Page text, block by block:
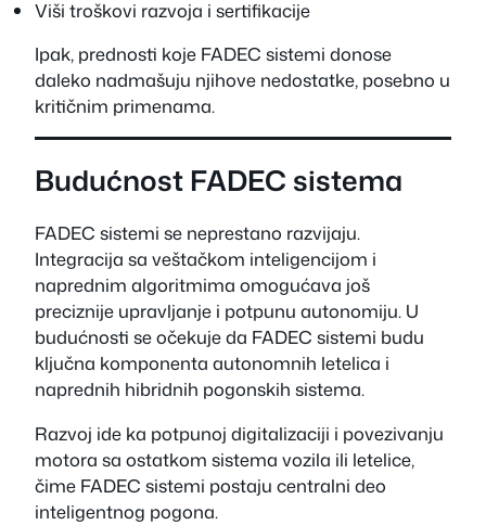
Viši troškovi razvoja i sertifikacije
Ipak, prednosti koje FADEC sistemi donose
daleko nadmašuju njihove nedostatke, posebno u
kritičnim primenama.
Budućnost FADEC sistema
FADEC sistemi se neprestano razvijaju.
Integracija sa veštačkom inteligencijom i
naprednim algoritmima omogućava još
preciznije upravljanje i potpunu autonomiju. U
budućnosti se očekuje da FADEC sistemi budu
ključna komponenta autonomnih letelica i
naprednih hibridnih pogonskih sistema.
Razvoj ide ka potpunoj digitalizaciji i povezivanju
motora sa ostatkom sistema vozila ili letelice,
čime FADEC sistemi postaju centralni deo
inteligentnog pogona.